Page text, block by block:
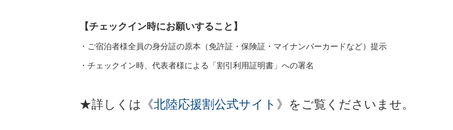
【チェックイン時にお願いすること】
・ご宿泊者様全員の身分証の原本（免許証・保険証・マイナンバーカードなど）提示
・チェックイン時、代表者様による「割引利用証明書」への署名
★詳しくは《北陸応援割公式サイト 》をご覧くださいませ。